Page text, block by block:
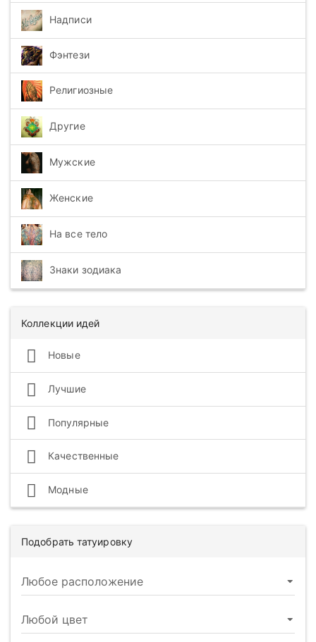
Надписи
Фэнтези
Религиозные
Другие
Мужские
Женские
На все тело
Знаки зодиака
Коллекции идей
Новые
Лучшие
Популярные
Качественные
Модные
Подобрать татуировку